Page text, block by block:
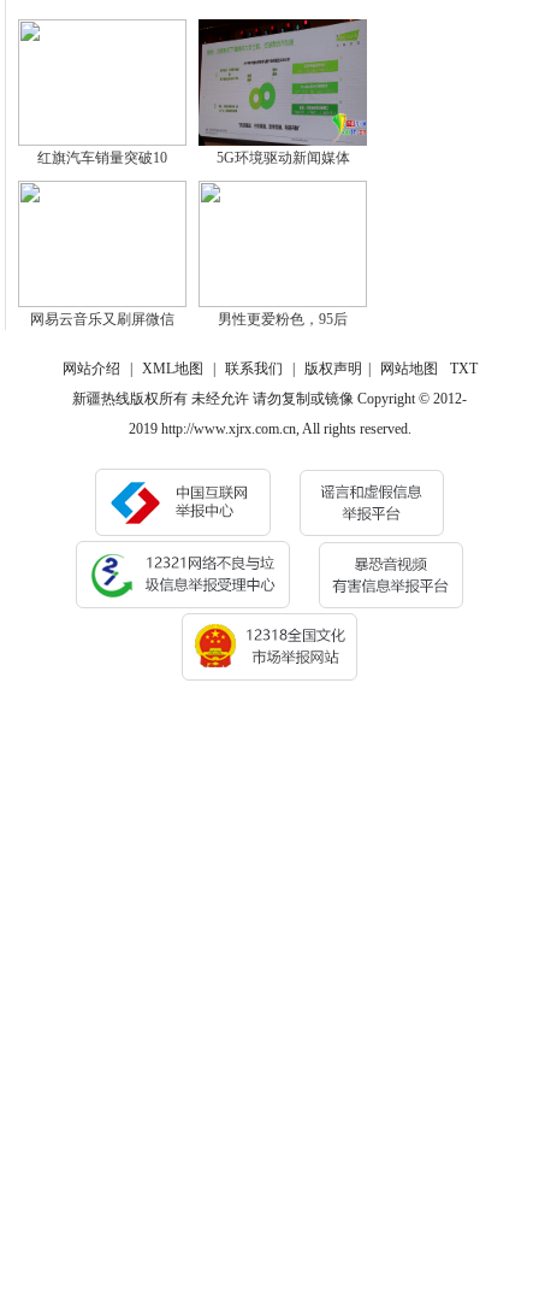
红旗汽车销量突破10 5G环境驱动新闻媒体
网易云音乐又刷屏微信 男性更爱粉色，95后
网站介绍 XML地图 联系我们 版权声明 网站地图
TXT
新疆热线版权所有 未经允许 请勿复制或镜像 Copyright © 2012-
2019 http://www.xjrx.com.cn, All rights reserved.